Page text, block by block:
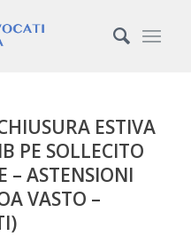
ESTIVA
PE SOLLECITO
– ASTENSIONI
VASTO –